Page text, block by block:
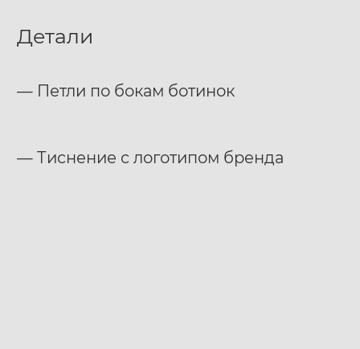
Детали
— Петли по бокам ботинок
­— Тиснение с логотипом бренда